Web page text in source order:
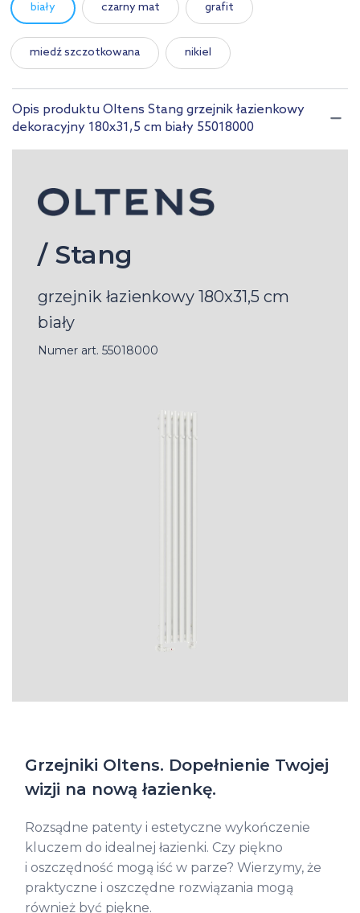
biały czarny mat grafit
miedź szczotkowana nikiel
Opis produktu Oltens Stang grzejnik łazienkowy
dekoracyjny 180x31,5 cm biały 55018000
/ Stang
grzejnik łazienkowy 180x31,5 cm
biały
Numer art. 55018000
Grzejniki Oltens. Dopełnienie Twojej
wizji na nową łazienkę.
Rozsądne patenty i estetyczne wykończenie
kluczem do idealnej łazienki. Czy piękno
i oszczędność mogą iść w parze? Wierzymy, że
praktyczne i oszczędne rozwiązania mogą
również być piękne.